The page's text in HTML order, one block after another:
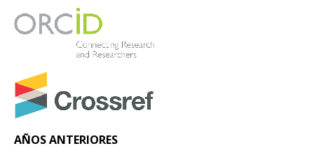
AÑOS ANTERIORES